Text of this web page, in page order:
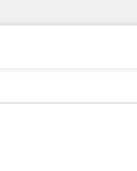
در برابر